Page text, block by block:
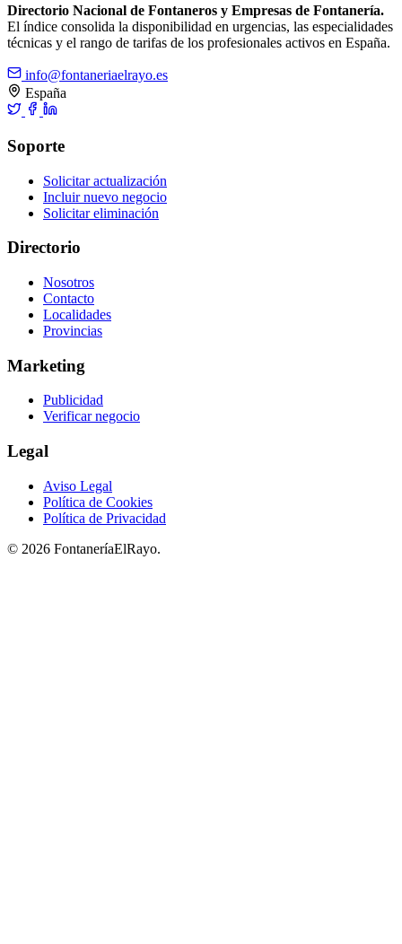
Directorio Nacional de Fontaneros y Empresas de Fontanería.
El índice consolida la disponibilidad en urgencias, las especialidades
técnicas y el rango de tarifas de los profesionales activos en España.
info@fontaneriaelrayo.es
España
Soporte
Solicitar actualización
Incluir nuevo negocio
Solicitar eliminación
Directorio
Nosotros
Contacto
Localidades
Provincias
Marketing
Publicidad
Verificar negocio
Legal
Aviso Legal
Política de Cookies
Política de Privacidad
© 2026 FontaneríaElRayo.